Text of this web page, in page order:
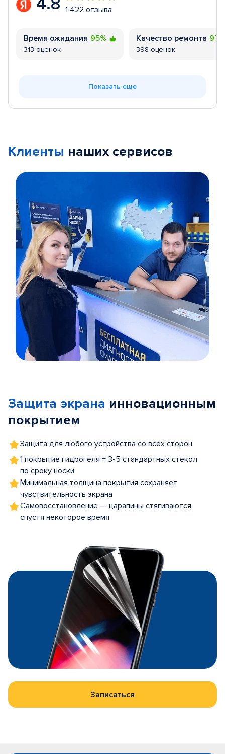
1 422 отзыва
Время ожидания 95%
313 оценок
Качество ремонта
398 оценок
Показать еще
Клиенты наших сервисов
5
Защита экрана инновационным
покрытием
Защита для любого устройства со всех сторон
1 покрытие гидрогеля = 3-5 стандартных стекол
по сроку носки
Минимальная толщина покрытия сохраняет
чувствительность экрана
Самовосстановление — царапины стягиваются
спустя некоторое время
Записаться